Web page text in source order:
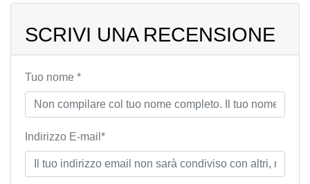
SCRIVI UNA RECENSIONE
Tuo nome *
Indirizzo E-mail*